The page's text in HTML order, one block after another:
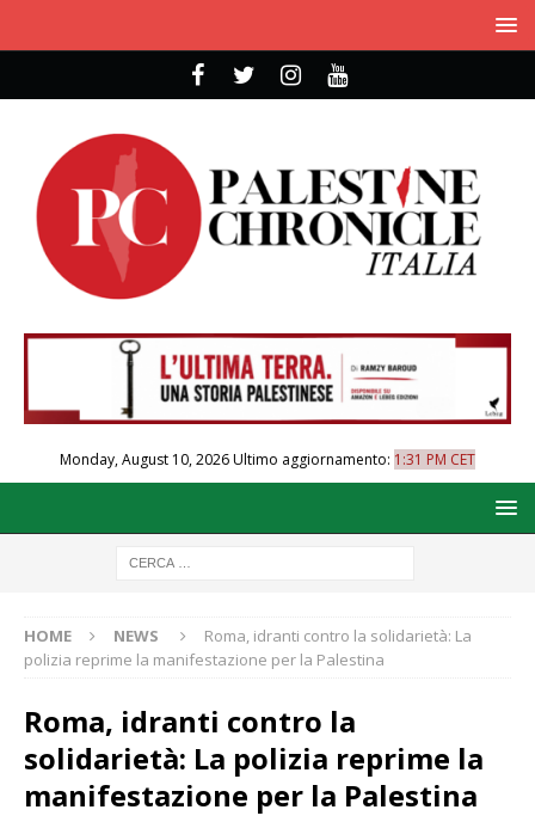
Monday, August 10, 2026Ultimo aggiornamento: 1:31 PM CET
HOME NEWS
Roma, idranti contro la solidarietà: La
polizia reprime la manifestazione per la Palestina
Roma, idranti contro la
solidarietà: La polizia reprime la
manifestazione per la Palestina